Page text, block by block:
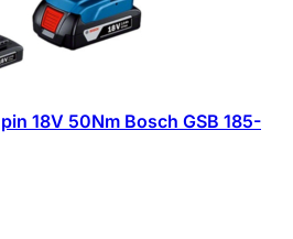
18V 50Nm Bosch GSB 185-